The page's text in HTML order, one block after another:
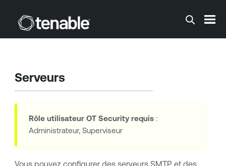
Passer au contenu principal
Serveurs
Rôle utilisateur OT Securityrequis:
Administrateur, Superviseur